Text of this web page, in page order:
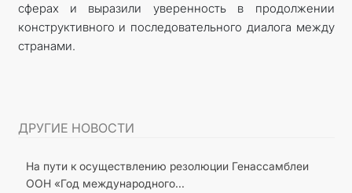
сферах и выразили уверенность в продолжении
конструктивного и последовательного диалога между
странами.
ДРУГИЕ НОВОСТИ
На пути к осуществлению резолюции Генассамблеи
ООН «Год международного...